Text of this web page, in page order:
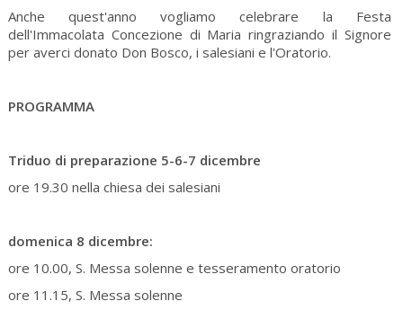
Anche quest'anno vogliamo celebrare la Festa
dell'Immacolata Concezione di Maria ringraziando il Signore
per averci donato Don Bosco, i salesiani e l'Oratorio.
PROGRAMMA
Triduo di preparazione 5-6-7 dicembre
ore 19.30 nella chiesa dei salesiani
domenica 8 dicembre:
ore 10.00, S. Messa solenne e tesseramento oratorio
ore 11.15, S. Messa solenne